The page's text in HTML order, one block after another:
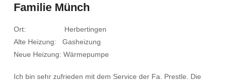
Familie Münch
Ort: Herbertingen
Alte Heizung: Gasheizung
Neue Heizung: Wärmepumpe
Ich bin sehr zufrieden mit dem Service der Fa. Prestle. Die